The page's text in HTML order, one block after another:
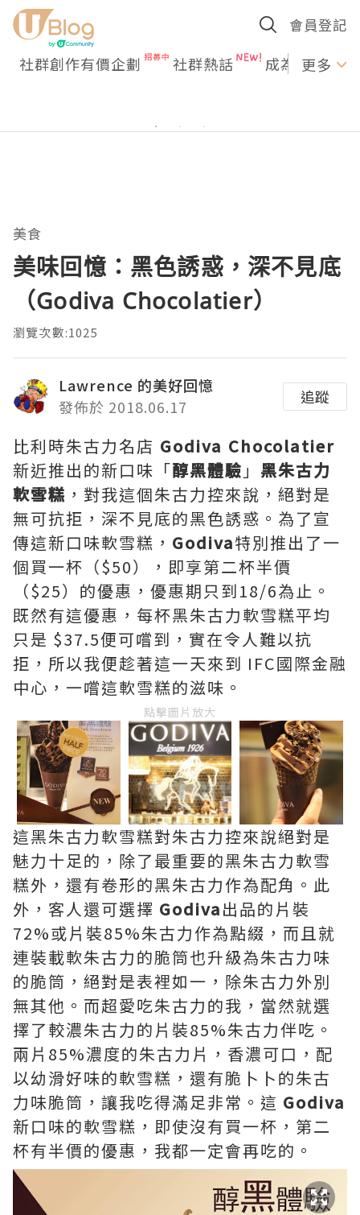
會員登記
社群創作有價企劃 社群熱話 成為U更多
美食
美味回憶：黑色誘惑，深不見底
（Godiva Chocolatier）
瀏覽次數:1025
Lawrence 的美好回憶
發佈於 2018.06.17
追蹤
比利時朱古力名店 Godiva Chocolatier
新近推出的新口味「醇黑體驗 」 黑朱古力
軟雪糕 ，對我這個朱古力控來說，絕對是
無可抗拒，深不見底的黑色誘惑。為了宣
傳這新口味軟雪糕， Godiva特別推出了一
個買一杯（$50），即享第二杯半價
（$25）的優惠，優惠期只到18/6為止。
既然有這優惠，每杯黑朱古力軟雪糕平均
只是 $37.5便可嚐到，實在令人難以抗
拒，所以我便趁著這一天來到 IFC國際金融
中心，一嚐這軟雪糕的滋味。
點擊圖片放大
這黑朱古力軟雪糕對朱古力控來說絕對是
魅力十足的，除了最重要的黑朱古力軟雪
糕外，還有卷形的黑朱古力作為配角。此
外，客人還可選擇 Godiva出品的片裝
72%或片裝85%朱古力作為點綴，而且就
連裝載軟朱古力的脆筒也升級為朱古力味
的脆筒，絕對是表裡如一，除朱古力外別
無其他。而超愛吃朱古力的我，當然就選
擇了較濃朱古力的片裝85%朱古力伴吃。
兩片85%濃度的朱古力片，香濃可口，配
以幼滑好味的軟雪糕，還有脆卜卜的朱古
力味脆筒，讓我吃得滿足非常。這 Godiva
新口味的軟雪糕，即使沒有買一杯，第二
杯有半價的優惠，我都一定會再吃的。